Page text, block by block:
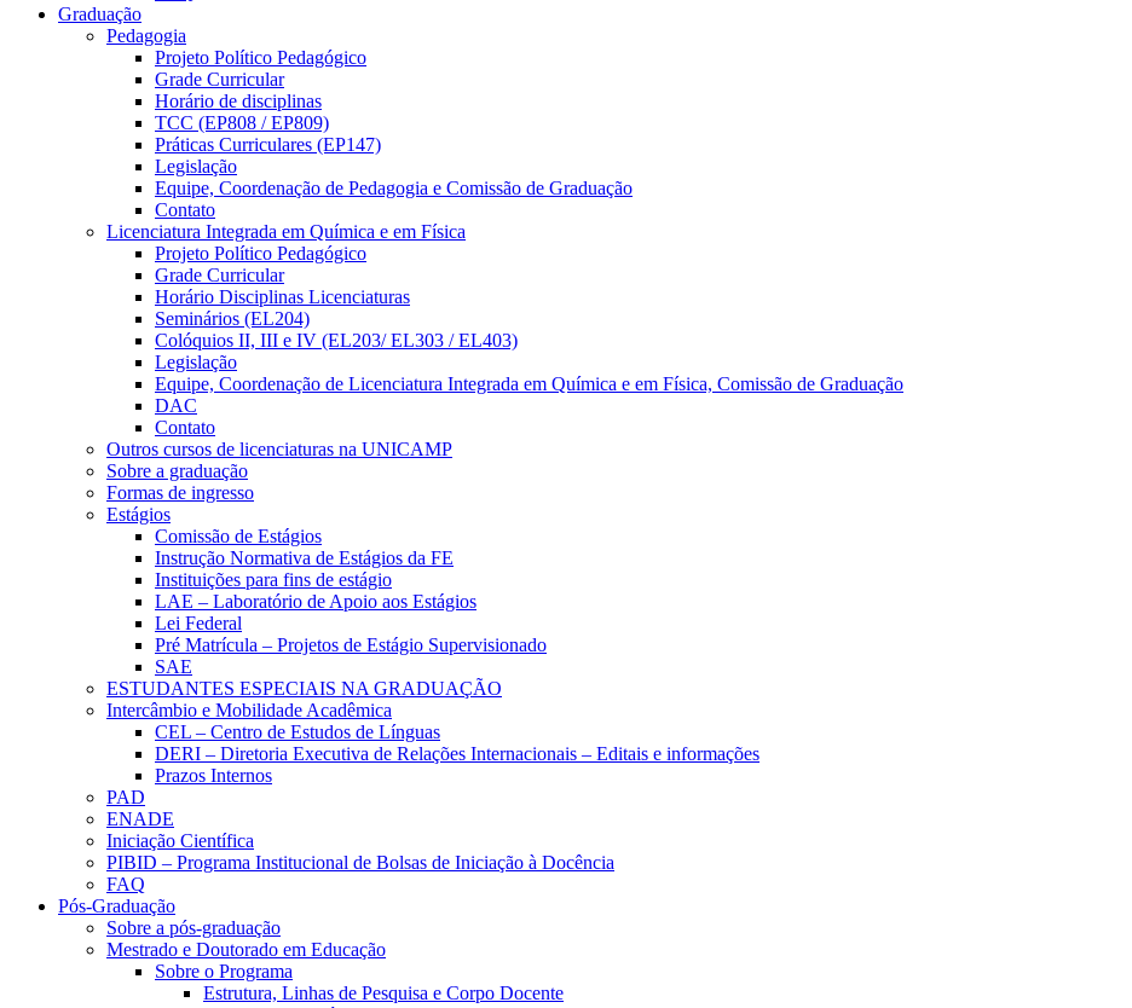
Graduação
Pedagogia
Projeto Político Pedagógico
Grade Curricular
Horário de disciplinas
TCC (EP808 / EP809)
Práticas Curriculares (EP147)
Legislação
Equipe, Coordenação de Pedagogia e Comissão de Graduação
Contato
Licenciatura Integrada em Química e em Física
Projeto Político Pedagógico
Grade Curricular
Horário Disciplinas Licenciaturas
Seminários (EL204)
Colóquios II, III e IV (EL203/ EL303 / EL403)
Legislação
Equipe, Coordenação de Licenciatura Integrada em Química e em Física, Comissão de Graduação
DAC
Contato
Outros cursos de licenciaturas na UNICAMP
Sobre a graduação
Formas de ingresso
Estágios
Comissão de Estágios
Instrução Normativa de Estágios da FE
Instituições para fins de estágio
LAE – Laboratório de Apoio aos Estágios
Lei Federal
Pré Matrícula – Projetos de Estágio Supervisionado
SAE
ESTUDANTES ESPECIAIS NA GRADUAÇÃO
Intercâmbio e Mobilidade Acadêmica
CEL – Centro de Estudos de Línguas
DERI – Diretoria Executiva de Relações Internacionais – Editais e informações
Prazos Internos
PAD
ENADE
Iniciação Científica
PIBID – Programa Institucional de Bolsas de Iniciação à Docência
FAQ
Pós-Graduação
Sobre a pós-graduação
Mestrado e Doutorado em Educação
Sobre o Programa
Estrutura, Linhas de Pesquisa e Corpo Docente